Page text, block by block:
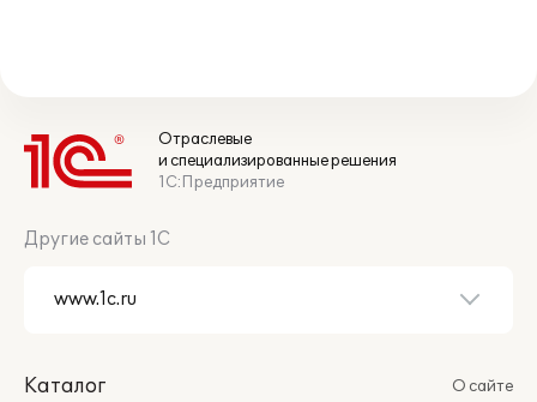
Отраслевые
и специализированные решения
1С:Предприятие
Другие сайты 1С
Каталог
О сайте